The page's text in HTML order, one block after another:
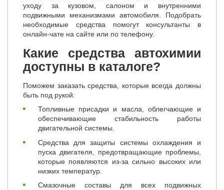
уходу за кузовом, салоном и внутренними
подвижными механизмами автомобиля. Подобрать
необходимые средства помогут консультанты в
онлайн-чате на сайте или по телефону.
Какие средства автохимии
доступны в каталоге?
Поможем заказать средства, которые всегда должны
быть под рукой:
Топливные присадки и масла, облегчающие и
обеспечивающие стабильность работы
двигательной системы.
Средства для защиты системы охлаждения и
пуска двигателя, предотвращающие проблемы,
которые появляются из-за сильно высоких или
низких температур.
Смазочные составы для всех подвижных